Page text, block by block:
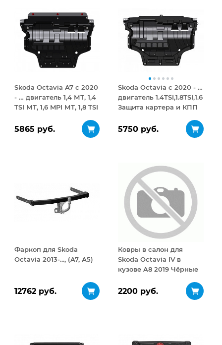
Skoda Octavia A7 с 2020
- … двигатель 1,4 МТ, 1,4
TSI МТ, 1,6 MPI МТ, 1,8 TSI
картера и КПП сталь 2
5865 руб.
Skoda Octavia с 2020 - …
двигатель 1.4TSI,1.8TSI,1.6
Защита картера и КПП
5750 руб.
Фаркоп для Skoda
Octavia 2013-..., (A7, А5)
12762 руб.
Ковры в салон для
Skoda Octavia IV в
кузове A8 2019 Чёрные
2200 руб.